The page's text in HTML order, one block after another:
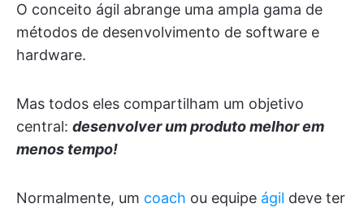
O conceito ágil abrange uma ampla gama de
métodos de desenvolvimento de software e
hardware.
Mas todos eles compartilham um objetivo
central: desenvolver umproduto melhorem
menos tempo!
Normalmente, um coach ou equipe ágil deve ter